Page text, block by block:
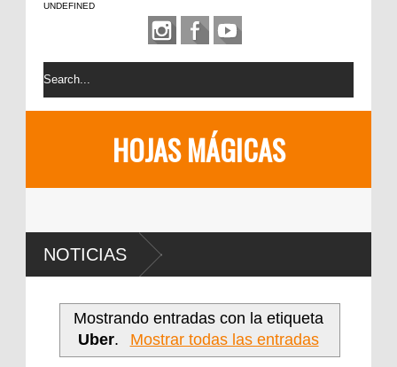
UNDEFINED
HOJAS MÁGICAS
NOTICIAS
Mostrando entradas con la etiqueta
Uber. Mostrar todas las entradas